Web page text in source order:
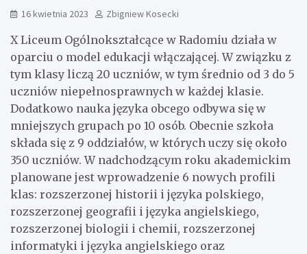
16 kwietnia 2023 Zbigniew Kosecki
X Liceum Ogólnokształcące w Radomiu działa w
oparciu o model edukacji włączającej. W związku z
tym klasy liczą 20 uczniów, w tym średnio od 3 do 5
uczniów niepełnosprawnych w każdej klasie.
Dodatkowo nauka języka obcego odbywa się w
mniejszych grupach po 10 osób. Obecnie szkoła
składa się z 9 oddziałów, w których uczy się około
350 uczniów. W nadchodzącym roku akademickim
planowane jest wprowadzenie 6 nowych profili
klas: rozszerzonej historii i języka polskiego,
rozszerzonej geografii i języka angielskiego,
rozszerzonej biologii i chemii, rozszerzonej
informatyki i języka angielskiego oraz